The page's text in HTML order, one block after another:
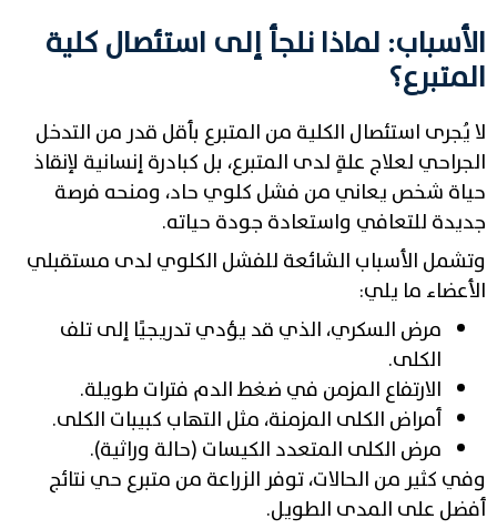
الأسباب: لماذا نلجأ إلى استئصال كلية
المتبرع؟
لا يُجرى استئصال الكلية من المتبرع بأقل قدر من التدخل
الجراحي لعلاج علةٍ لدى المتبرع، بل كبادرة إنسانية لإنقاذ
حياة شخص يعاني من فشل كلوي حاد، ومنحه فرصة
جديدة للتعافي واستعادة جودة حياته.
وتشمل الأسباب الشائعة للفشل الكلوي لدى مستقبلي
الأعضاء ما يلي:
مرض السكري، الذي قد يؤدي تدريجيًا إلى تلف
الكلى.
الارتفاع المزمن في ضغط الدم فترات طويلة.
أمراض الكلى المزمنة، مثل التهاب كبيبات الكلى.
مرض الكلى المتعدد الكيسات (حالة وراثية).
وفي كثير من الحالات، توفر الزراعة من متبرع حي نتائج
أفضل على المدى الطويل.